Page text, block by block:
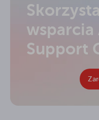
wsparcia
Support